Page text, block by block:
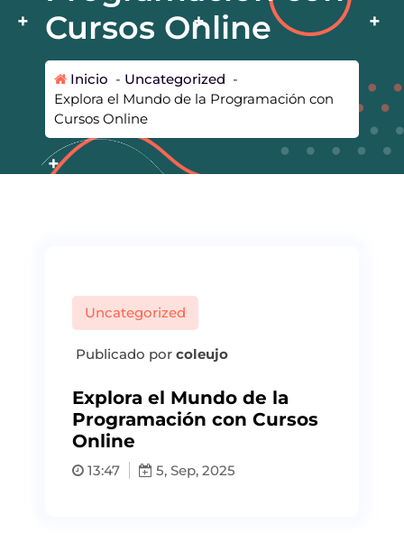
Cursos Online
Inicio - Uncategorized -
Explora el Mundo de la Programación con
Cursos Online
Uncategorized
Publicado por coleujo
Explora el Mundo de la
Programación con Cursos
Online
13:47 5, Sep, 2025